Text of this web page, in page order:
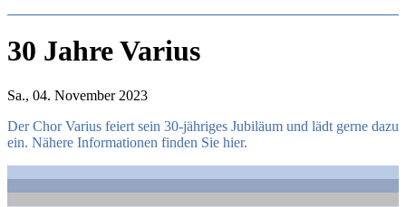
30 Jahre Varius
Sa., 04. November 2023
Der Chor Varius feiert sein 30-jähriges Jubiläum und lädt gerne dazu
ein. Nähere Informationen finden Sie hier.